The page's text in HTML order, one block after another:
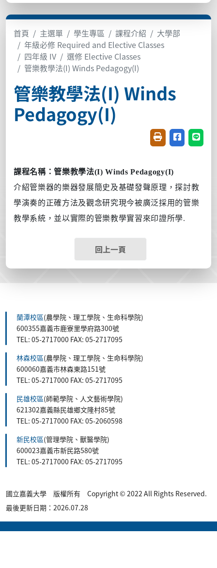
首頁 主選單 學生專區 課程介紹
大學部
年級必修 Required and Elective Classes
四年級 IV
選修 Elective Classes
管樂教學法(I) Winds Pedagogy(I)
管樂教學法(I) Winds
Pedagogy(I)
友善列印(開新視
分享至臉書
分享
課程名稱：管樂教學法(I) Winds Pedagogy(I)
介紹管樂器的樂器發展簡史及基礎發聲原理，探討教
學演奏的正確方法及觀念研究現今被廣泛採用的管樂
教學系統，並以實際的管樂教學實習來印證所學.
回上一頁
蘭潭校區(農學院、理工學院、生命科學院)
600355嘉義市鹿寮里學府路300號
TEL: 05-2717000 FAX: 05-2717095
林森校區(農學院、理工學院、生命科學院)
600060嘉義市林森東路151號
TEL: 05-2717000 FAX: 05-2717095
民雄校區(師範學院、人文藝術學院)
621302嘉義縣民雄鄉文隆村85號
TEL: 05-2717000 FAX: 05-2060598
新民校區(管理學院、獸醫學院)
600023嘉義市新民路580號
TEL: 05-2717000 FAX: 05-2717095
國立嘉義大學 版權所有 Copyright © 2022 All Rights Reserved.
最後更新日期：2026.07.28